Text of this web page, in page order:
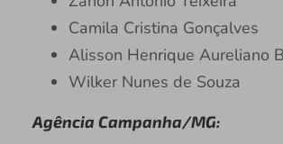
Camila Cristina Gonçalves
Alisson Henrique Aureliano
Wilker Nunes de Souza
Agência Campanha/MG: